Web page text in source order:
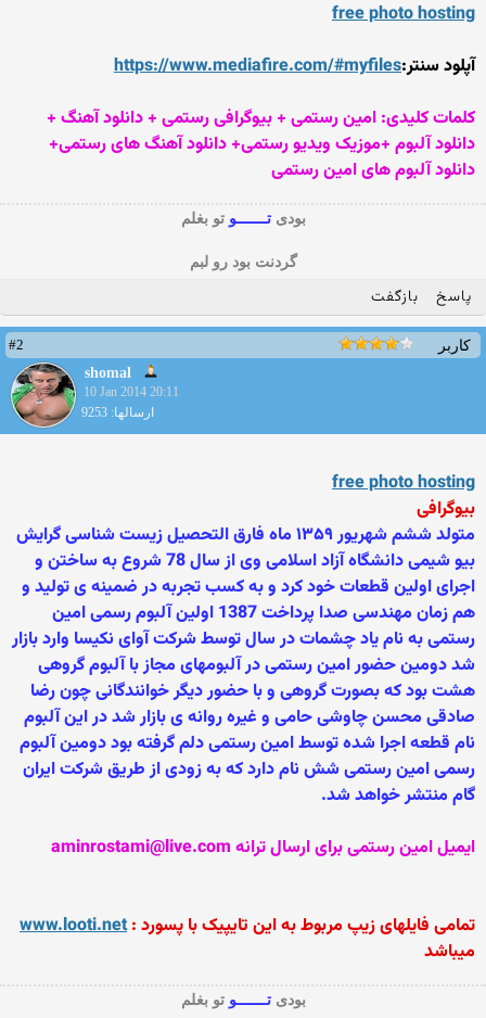
free photo hosting
آپلود سنتر:https://www.mediafire.com/#myfiles
کلمات کلیدی: امین رستمی + بیوگرافی رستمی + دانلود آهنگ +
دانلود آلبوم +موزیک ویدیو رستمی+ دانلود آهنگ های رستمی+
دانلود آلبوم های امین رستمی
بودیتـــــــوتو بغلم
گردنت بود رو لبم
پاسخ بازگفت
کاربر
#2
shomal
10 Jan 2014 20:11
ارسالها: 9253
free photo hosting
بیوگرافی
متولد ششم شهریور ۱۳۵۹ ماه فارق التحصیل زیست شناسی گرایش
بیو شیمی دانشگاه آزاد اسلامی وی از سال 78 شروع به ساختن و
اجرای اولین قطعات خود کرد و به کسب تجربه در ضمینه ی تولید و
هم زمان مهندسی صدا پرداخت 1387 اولین آلبوم رسمی امین
رستمی به نام یاد چشمات در سال توسط شرکت آوای نکیسا وارد بازار
شد دومین حضور امین رستمی در آلبومهای مجاز با آلبوم گروهی
هشت بود که بصورت گروهی و با حضور دیگر خوانندگانی چون رضا
صادقی محسن چاوشی حامی و غیره روانه ی بازار شد در این آلبوم
نام قطعه اجرا شده توسط امین رستمی دلم گرفته بود دومین آلبوم
رسمی امین رستمی شش نام دارد که به زودی از طریق شرکت ایران
گام منتشر خواهد شد.
ایمیل امین رستمی برای ارسال ترانه aminrostami@live.com
تمامی فایلهای زیپ مربوط به این تایپیک با پسورد :www.looti.net
میباشد
بودیتـــــــوتو بغلم